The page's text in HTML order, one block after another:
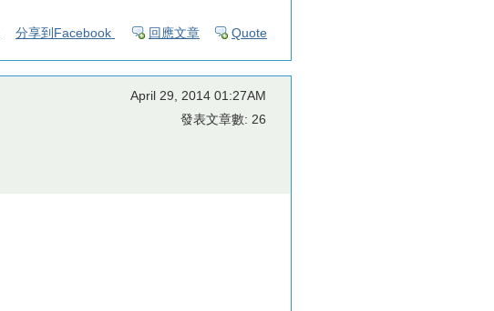
分享到Facebook 回應文章 Quote
April 29, 2014 01:27AM
發表文章數: 26